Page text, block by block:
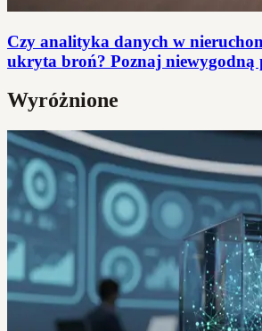
Czy analityka danych w
ukryta broń? Poznaj niewygodną
Wyróżnione